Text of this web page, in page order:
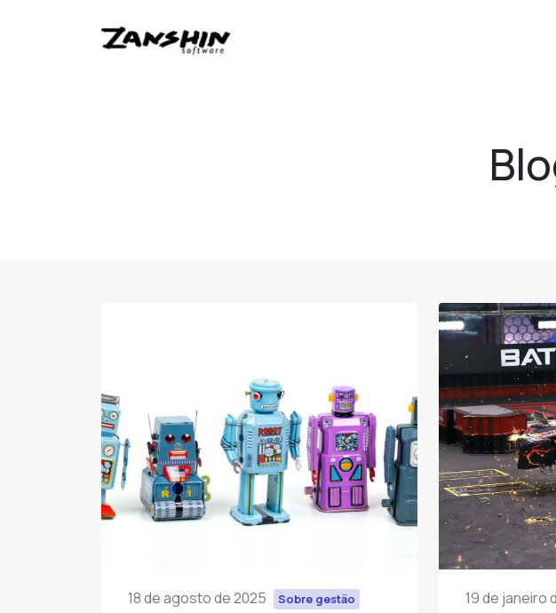
18 de agosto de 2025 Sobre gestão 19 de janeiro